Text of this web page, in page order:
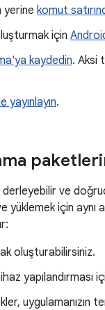
yerine komut
için
kaydedin. Aksi
.
ve
yüklemek için
oluşturabilirsiniz.
yapılandırması
uygulamanızın